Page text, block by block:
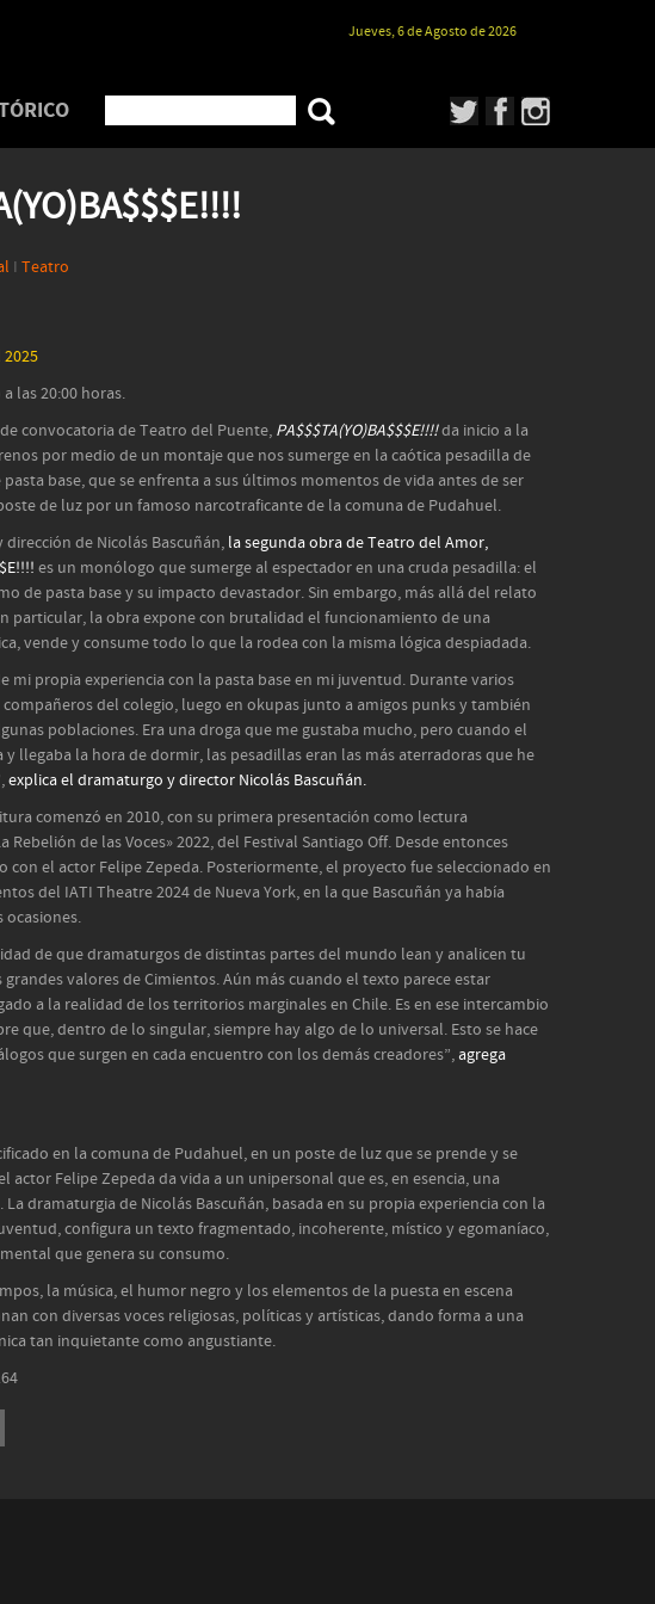
Jueves, 6 de Agosto de 2026
I Teatro
2025
las 20:00 horas.
convocatoria de Teatro del Puente, PA$$$TA(YO)BA$$$E!!!!da inicio a la
por medio de un montaje que nos sumerge en la caótica pesadilla de
base, que se enfrenta a sus últimos momentos de vida antes de ser
de luz por un famoso narcotraficante de la comuna de Pudahuel.
de Nicolás Bascuñán, la segunda obra de Teatro del Amor,
es un monólogo que sumerge al espectador en una cruda pesadilla: el
de pasta base y su impacto devastador. Sin embargo, más allá del relato
particular, la obra expone con brutalidad el funcionamiento de una
vende y consume todo lo que la rodea con la misma lógica despiadada.
mi propia experiencia con la pasta base en mi juventud. Durante varios
del colegio, luego en okupas junto a amigos punks y también
poblaciones. Era una droga que me gustaba mucho, pero cuando el
y llegaba la hora de dormir, las pesadillas eran las más aterradoras que he
explica el dramaturgo y director Nicolás Bascuñán.
comenzó en 2010, con su primera presentación como lectura
Rebelión de las Voces» 2022, del Festival Santiago Off. Desde entonces
con el actor Felipe Zepeda. Posteriormente, el proyecto fue seleccionado en
del IATI Theatre 2024 de Nueva York, en la que Bascuñán ya había
ocasiones.
de que dramaturgos de distintas partes del mundo lean y analicen tu
valores de Cimientos. Aún más cuando el texto parece estar
a la realidad de los territorios marginales en Chile. Es en ese intercambio
que, dentro de lo singular, siempre hay algo de lo universal. Esto se hace
que surgen en cada encuentro con los demás creadores”, agrega
en la comuna de Pudahuel, en un poste de luz que se prende y se
actor Felipe Zepeda da vida a un unipersonal que es, en esencia, una
La dramaturgia de Nicolás Bascuñán, basada en su propia experiencia con la
configura un texto fragmentado, incoherente, místico y egomaníaco,
que genera su consumo.
la música, el humor negro y los elementos de la puesta en escena
con diversas voces religiosas, políticas y artísticas, dando forma a una
tan inquietante como angustiante.